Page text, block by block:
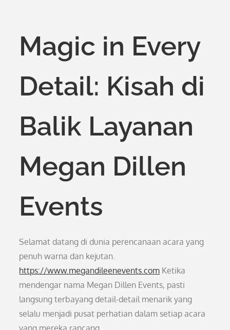
Magic in Every
Detail: Kisah di
Balik Layanan
Megan Dillen
Events
Selamat datang di dunia perencanaan acara yang
penuh warna dan kejutan.
https://www.megandileenevents.com Ketika
mendengar nama Megan Dillen Events, pasti
langsung terbayang detail-detail menarik yang
selalu menjadi pusat perhatian dalam setiap acara
yang mereka rancang.